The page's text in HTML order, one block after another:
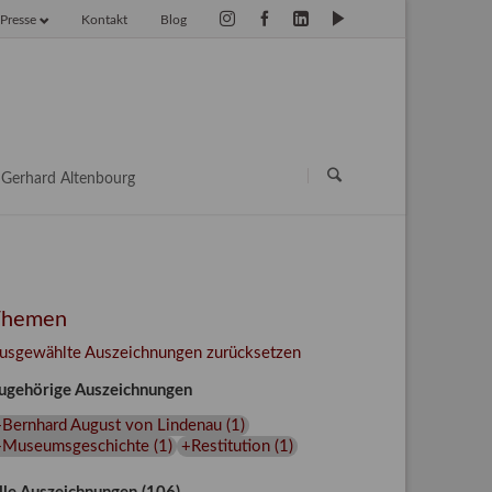
Blog
Kontakt
Presse
Gerhard Altenbourg
Auszeichnungen zurücksetzen
Auszeichnungen
August von Lindenau(1 )
(1 ) +Restitution(1 )